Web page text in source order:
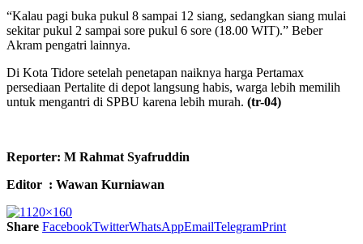
“Kalau pagi buka pukul 8 sampai 12 siang, sedangkan siang mulai
sekitar pukul 2 sampai sore pukul 6 sore (18.00 WIT).” Beber
Akram pengatri lainnya.
Di Kota Tidore setelah penetapan naiknya harga Pertamax
persediaan Pertalite di depot langsung habis, warga lebih memilih
untuk mengantri di SPBU karena lebih murah. (tr-04)
Reporter: M Rahmat Syafruddin
Editor : Wawan Kurniawan
Share FacebookTwitterWhatsAppEmailTelegramPrint